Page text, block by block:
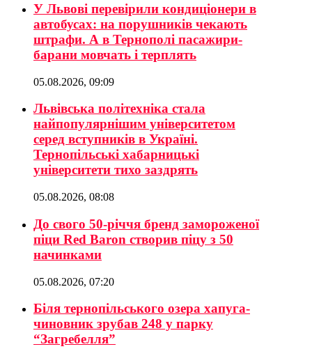
У Львові перевірили кондиціонери в
автобусах: на порушників чекають
штрафи. А в Тернополі пасажири-
барани мовчать і терплять
05.08.2026, 09:09
Львівська політехніка стала
найпопулярнішим університетом
серед вступників в Україні.
Тернопільські хабарницькі
університети тихо заздрять
05.08.2026, 08:08
До свого 50-річчя бренд замороженої
піци Red Baron створив піцу з 50
начинками
05.08.2026, 07:20
Біля тернопільського озера хапуга-
чиновник зрубав 248 у парку
“Загребелля”